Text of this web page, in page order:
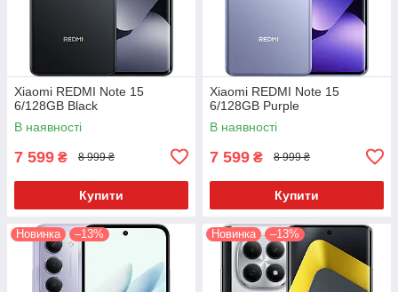
Xiaomi REDMI Note 15
6/128GB Black
В наявності
7 599 ₴ 8 999 ₴
Купити
Xiaomi REDMI Note 15
6/128GB Purple
В наявності
7 599 ₴ 8 999 ₴
Купити
Новинка –13% Новинка –13%